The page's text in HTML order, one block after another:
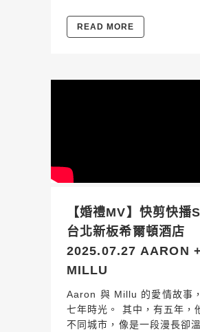
READ MORE
【婚禮MV】快剪快播
台北新板希爾頓酒店
2025.07.27 AARON +
MILLU
Aaron 與 Millu 的愛情故事
七年時光。 其中，有五年，
不同城市，像是一段漫長卻